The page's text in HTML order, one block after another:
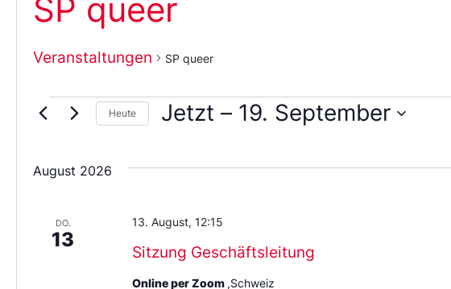
SP queer
Veranstaltungen SP queer
Heute Jetzt – 19. September
das
August 2026
DO.
13
Sitzung Geschäftsleitung
13. August, 12:15
Online per Zoom ,Schweiz